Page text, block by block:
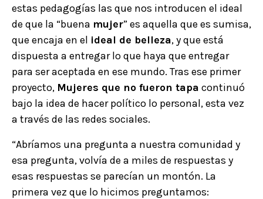
estas pedagogías las que nos introducen el ideal
de que la “buena mujer” es aquella que es sumisa,
que encaja en el ideal de belleza, y que está
dispuesta a entregar lo que haya que entregar
para ser aceptada en ese mundo. Tras ese primer
proyecto, Mujeres que no fueron tapa continuó
bajo la idea de hacer político lo personal, esta vez
a través de las redes sociales.
“Abríamos una pregunta a nuestra comunidad y
esa pregunta, volvía de a miles de respuestas y
esas respuestas se parecían un montón. La
primera vez que lo hicimos preguntamos: